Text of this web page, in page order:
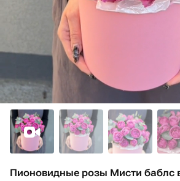
Пионовидные розы Мисти баблс